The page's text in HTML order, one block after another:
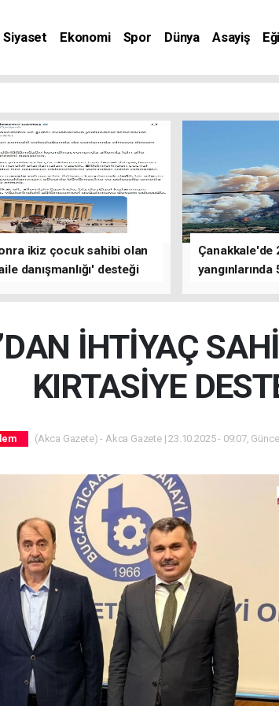
Siyaset Ekonomi Spor Dünya Asayiş
ikiz çocuk sahibi olan
danışmanlığı' desteği
Çanakkale'de
İHTİYAÇ
KIRTASİYE
(Akca Gazete) - Akca Gazete | 23.10.2025 - 09:07,